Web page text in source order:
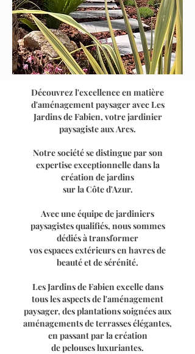
Découvrez l'excellence en matière
d'aménagement paysager avec Les
Jardins de Fabien, votre jardinier
paysagiste aux Arcs.
Notre société se distingue par son
expertise exceptionnelle dans la
création de jardins
sur la Côte d'Azur.
Avec une équipe de jardiniers
paysagistes qualifiés, nous sommes
dédiés à transformer
vos espaces extérieurs en havres de
beauté et de sérénité.
Les Jardins de Fabien excelle dans
tous les aspects de l'aménagement
paysager, des plantations soignées aux
aménagements de terrasses élégantes,
en passant par la création
de pelouses luxuriantes.